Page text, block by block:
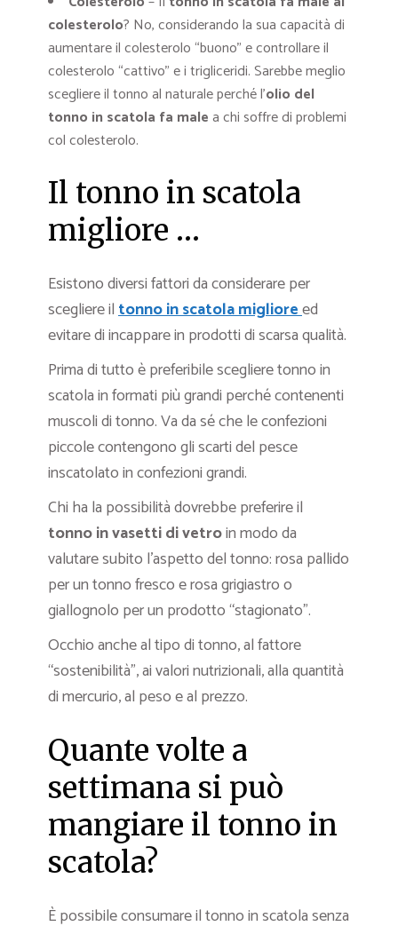
colesterolo? No, considerando la sua capacità di
aumentare il colesterolo “buono” e controllare il
colesterolo “cattivo” e i trigliceridi. Sarebbe meglio
scegliere il tonno al naturale perché l’olio del
tonno in scatola fa malea chi soffre di problemi
col colesterolo.
Il tonno in scatola
migliore …
Esistono diversi fattori da considerare per
scegliere iltonno in scatola miglioreed
evitare di incappare in prodotti di scarsa qualità.
Prima di tutto è preferibile scegliere tonno in
scatola in formati più grandi perché contenenti
muscoli di tonno. Va da sé che le confezioni
piccole contengono gli scarti del pesce
inscatolato in confezioni grandi.
Chi ha la possibilità dovrebbe preferire il
tonno in vasetti di vetroin modo da
valutare subito l’aspetto del tonno: rosa pallido
per un tonno fresco e rosa grigiastro o
giallognolo per un prodotto “stagionato”.
Occhio anche al tipo di tonno, al fattore
“sostenibilità”, ai valori nutrizionali, alla quantità
di mercurio, al peso e al prezzo.
Quante volte a
settimana si può
mangiare il tonno in
scatola?
È possibile consumare il tonno in scatola senza